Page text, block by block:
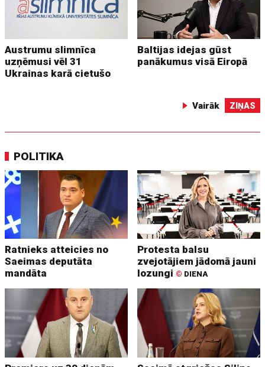
Austrumu slimnīca
uzņēmusi vēl 31
Ukrainas karā cietušo
Baltijas idejas gūst
panākumus visā Eiropā
Vairāk ZIŅAS
POLITIKA
Ratnieks atteicies no
Saeimas deputāta
mandāta
Protesta balsu
zvejotājiem jādomā jauni
lozungi © DIENA